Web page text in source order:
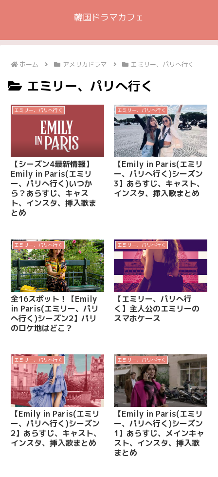
韓国ドラマカフェ
ホーム アメリカドラマ エミリー、パリへ行く
エミリー、パリへ行く
エミリー、パリへ行く
【シーズン4最新情報】
Emily in Paris(エミリ
ー、パリへ行く)いつか
ら？あらすじ、キャス
ト、インスタ、挿入歌ま
とめ
エミリー、パリへ行く
【Emily in Paris(エミリ
ー、パリへ行く)シーズン
3】あらすじ、キャスト、
インスタ、挿入歌まとめ
エミリー、パリへ行く
全16スポット！【Emily
in Paris(エミリー、パリ
へ行く)シーズン2】パリ
のロケ地はどこ？
エミリー、パリへ行く
【エミリー、パリへ行
く】主人公のエミリーの
スマホケース
エミリー、パリへ行く
【Emily in Paris(エミリ
ー、パリへ行く)シーズン
2】あらすじ、キャスト、
インスタ、挿入歌まとめ
エミリー、パリへ行く
【Emily in Paris(エミリ
ー、パリへ行く)シーズン
1】あらすじ、メインキャ
スト、インスタ、挿入歌
まとめ